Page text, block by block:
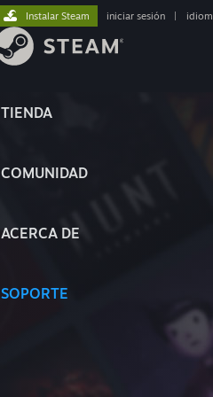
TIENDA
COMUNIDAD
ACERCA DE
SOPORTE
Instalar Steam iniciar sesión